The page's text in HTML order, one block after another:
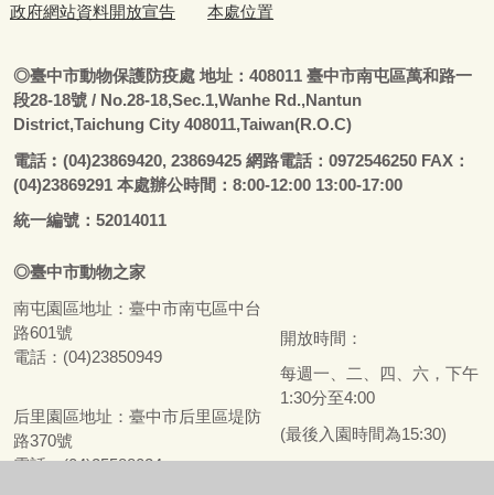
政府網站資料開放宣告 本處位置
◎臺中市動物保護防疫處地址：408011 臺中市南屯區萬和路一
段28-18號 / No.28-18,Sec.1,Wanhe Rd.,Nantun
District,Taichung City 408011,Taiwan(R.O.C)
電話︰ (04)23869420, 23869425 網路電話：0972546250 FAX：
(04)23869291 本處辦公時間：8:00-12:00 13:00-17:00
統一編號：52014011
◎臺中市動物之家
南屯園區地址： 臺中市南屯區中台
路601號
電話：(04)23850949
后里園區地址： 臺中市后里區堤防
路370號
電話：(04)25588024
開放時間：
每週一、二、四、六，下午
1:30分至4:00
(最後入園時間為15:30)